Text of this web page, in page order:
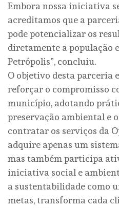
Embora nossa iniciativa
acreditamos que a
pode potencializar os
diretamente a população
Petrópolis”, concluiu.
O objetivo desta parceria
reforçar o compromisso
município, adotando
preservação ambiental e
contratar os serviços da
adquire apenas um
mas também participa
iniciativa social e
a sustentabilidade como
metas, transforma cada